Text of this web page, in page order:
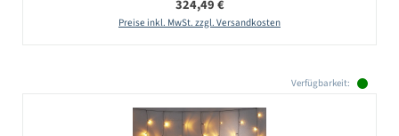
Regulärer Preis:
324,49 €
Preise inkl. MwSt. zzgl. Versandkosten
Verfügbarkeit: